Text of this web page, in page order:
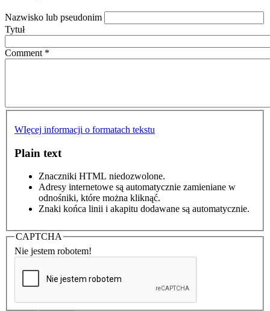
Nazwisko lub pseudonim
Tytuł
Comment *
WIęcej informacji o formatach tekstu
Plain text
Znaczniki HTML niedozwolone.
Adresy internetowe są automatycznie zamieniane w
odnośniki, które można kliknąć.
Znaki końca linii i akapitu dodawane są automatycznie.
CAPTCHA
Nie jestem robotem!